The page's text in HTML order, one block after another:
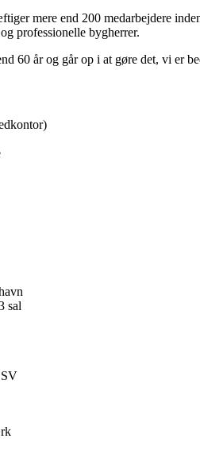
mere end 200 medarbejdere
professionelle bygherrer.
60 år og går op i at gøre det, vi er
sal